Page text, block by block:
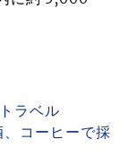
ラベル
コーヒーで採